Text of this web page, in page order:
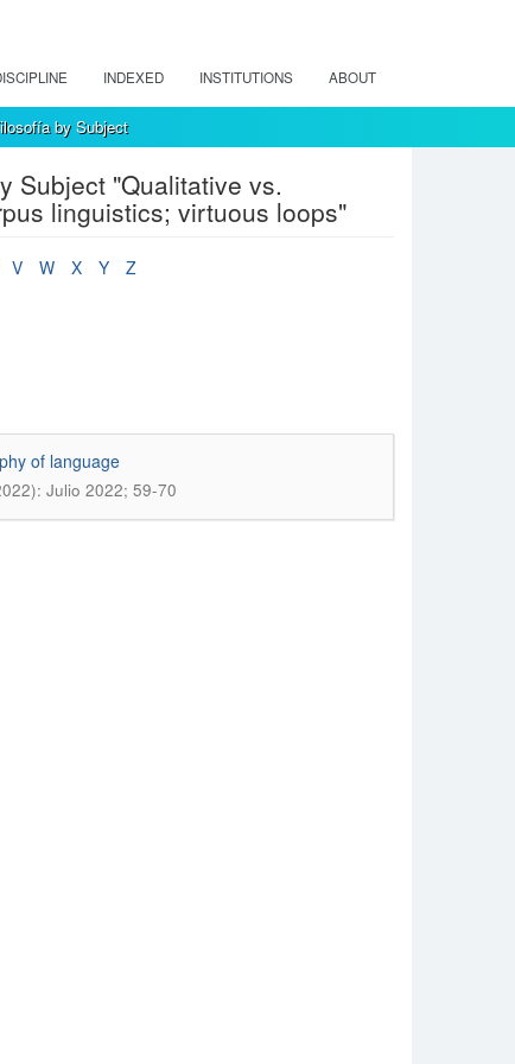
INDEXED INSTITUTIONS ABOUT
by Subject
Subject "Qualitative vs.
linguistics; virtuous loops"
V W X Y
Z
of language
Julio 2022; 59-70